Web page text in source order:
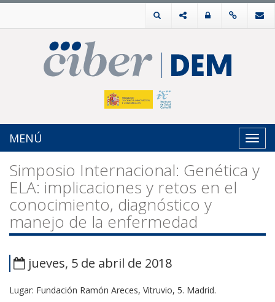
MENÚ
Simposio Internacional: Genética y
ELA: implicaciones y retos en el
conocimiento, diagnóstico y
manejo de la enfermedad
jueves, 5 de abril de 2018
Lugar: Fundación Ramón Areces, Vitruvio, 5. Madrid.